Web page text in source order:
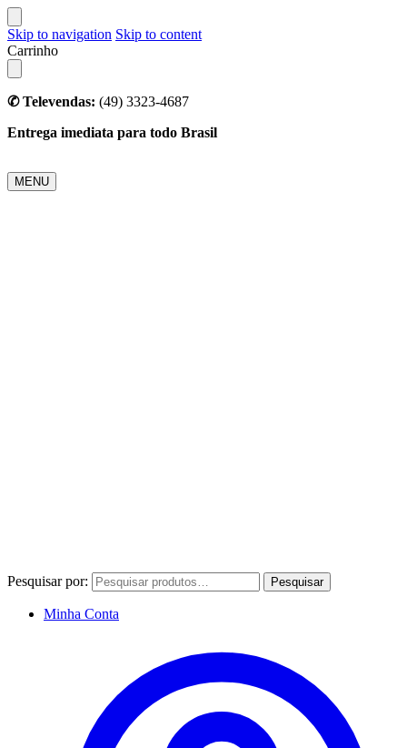
Skip to navigation Skip to content
Carrinho
✆ Televendas: (49) 3323-4687
Entrega imediata para todo Brasil
MENU
Pesquisar por: Pesquisar
Minha Conta